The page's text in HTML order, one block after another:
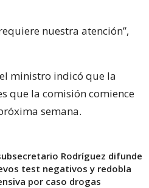
nuestra atención”,
ministro indicó que la
que la comisión comience
semana.
Rodríguez difunde
test negativos y redobla
por caso drogas